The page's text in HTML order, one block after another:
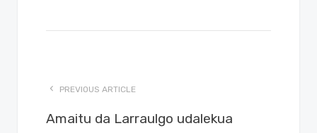
PREVIOUS ARTICLE
Amaitu da Larraulgo udalekua